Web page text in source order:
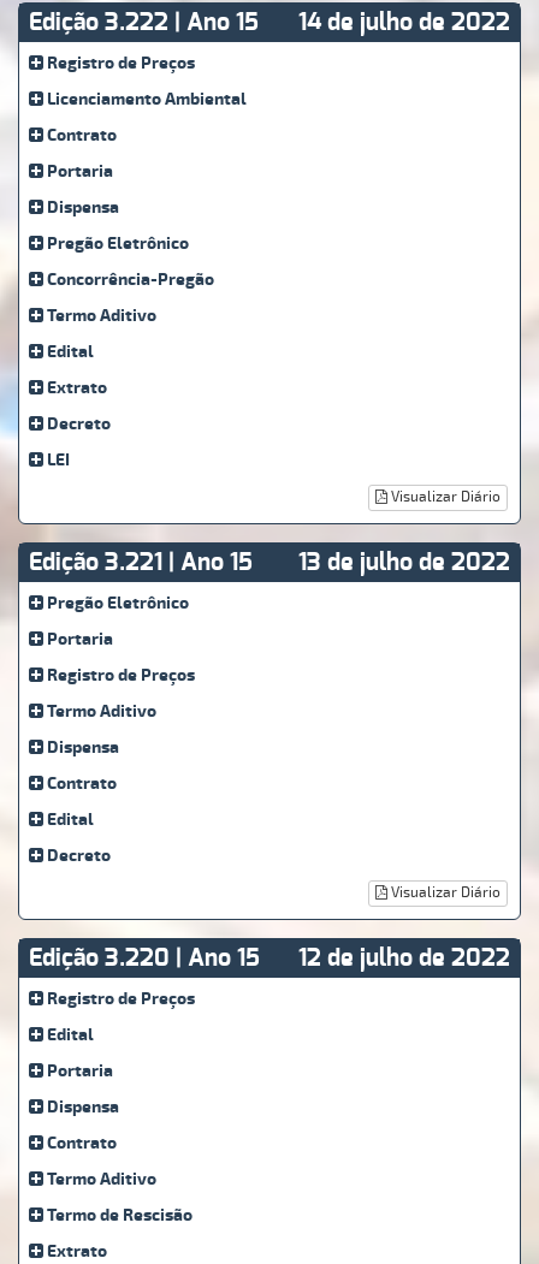
Edição 3.222 | Ano 15 14 de julho de 2022
Registro de Preços
Licenciamento Ambiental
Contrato
Portaria
Dispensa
Pregão Eletrônico
Concorrência-Pregão
Termo Aditivo
Edital
Extrato
Decreto
LEI
Visualizar Diário
Edição 3.221 | Ano 15 13 de julho de 2022
Pregão Eletrônico
Portaria
Registro de Preços
Termo Aditivo
Dispensa
Contrato
Edital
Decreto
Visualizar Diário
Edição 3.220 | Ano 15 12 de julho de 2022
Registro de Preços
Edital
Portaria
Dispensa
Contrato
Termo Aditivo
Termo de Rescisão
Extrato